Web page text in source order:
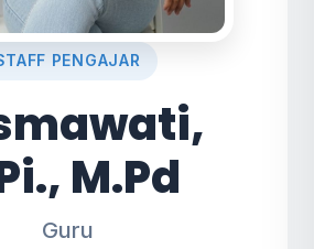
PENGAJAR
M.Pd
Guru